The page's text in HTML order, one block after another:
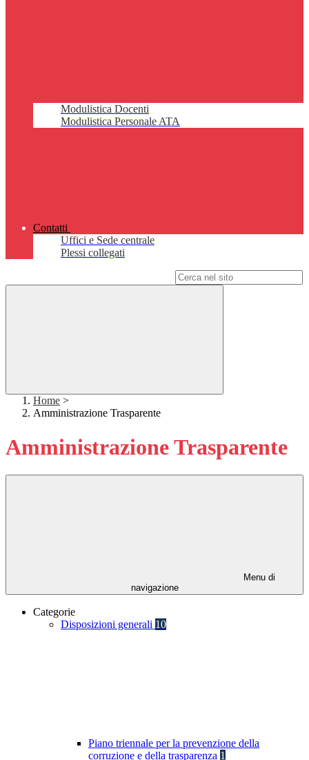
Modulistica Docenti
Modulistica Personale ATA
Contatti
Uffici e Sede centrale
Plessi collegati
Home >
Amministrazione Trasparente
Amministrazione Trasparente
Menu di
navigazione
Categorie
Disposizioni generali 10
Piano triennale per la prevenzione della
corruzione e della trasparenza 1